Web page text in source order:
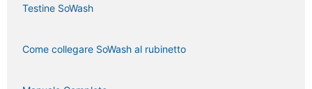
Testine SoWash
Come collegare SoWash al rubinetto